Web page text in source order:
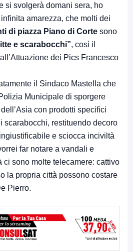
si svolgerà domani sera, ho
amarezza, che molti dei
di piazza Piano di Corte sono
e scarabocchi”, così il
dei Pics Francesco
il Sindaco Mastella che
Municipale di sporgere
con prodotti specifici
scarabocchi, restituendo decoro
e sciocca inciviltà
far notare a vandali e
ci sono molte telecamere: cattivo
la propria città possono costare
Pierro.